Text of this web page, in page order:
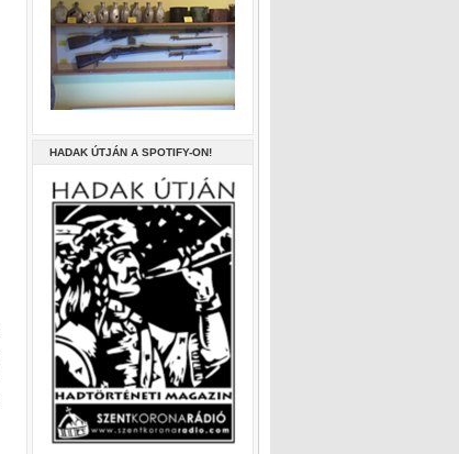
HADAK ÚTJÁN A SPOTIFY-ON!